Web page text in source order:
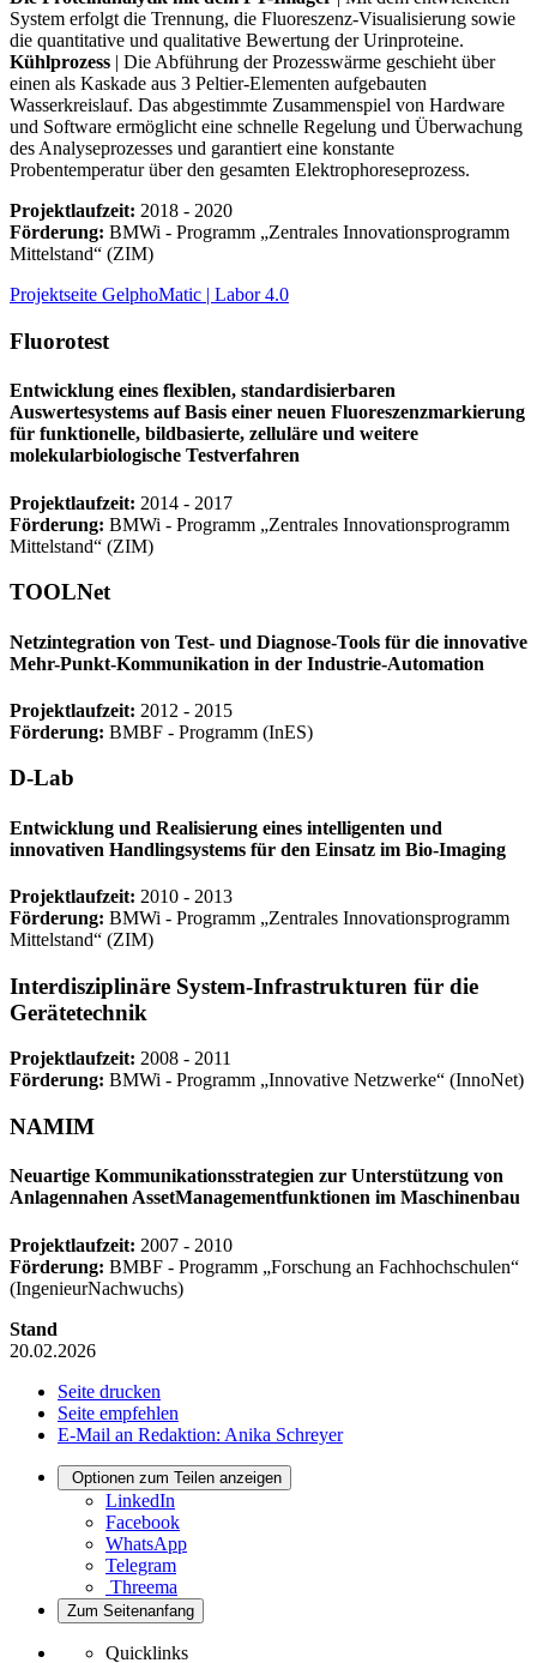
System erfolgt die Trennung, die Fluoreszenz-Visualisierung sowie
die quantitative und qualitative Bewertung der Urinproteine.
Kühlprozess | Die Abführung der Prozesswärme geschieht über
einen als Kaskade aus 3 Peltier-Elementen aufgebauten
Wasserkreislauf. Das abgestimmte Zusammenspiel von Hardware
und Software ermöglicht eine schnelle Regelung und Überwachung
des Analyseprozesses und garantiert eine konstante
Probentemperatur über den gesamten Elektrophoreseprozess.
Projektlaufzeit: 2018 - 2020
Förderung: BMWi ‐ Programm „Zentrales Innovationsprogramm
Mittelstand“ (ZIM)
Projektseite GelphoMatic | Labor 4.0
Fluorotest
Entwicklung eines flexiblen, standardisierbaren
Auswertesystems auf Basis einer neuen Fluoreszenzmarkierung
für funktionelle, bildbasierte, zelluläre und weitere
molekularbiologische Testverfahren
Projektlaufzeit: 2014 - 2017
Förderung: BMWi ‐ Programm „Zentrales Innovationsprogramm
Mittelstand“ (ZIM)
TOOLNet
Netzintegration von Test- und Diagnose-Tools für die innovative
Mehr-Punkt-Kommunikation in der Industrie-Automation
Projektlaufzeit: 2012 - 2015
Förderung: BMBF ‐ Programm (InES)
D-Lab
Entwicklung und Realisierung eines intelligenten und
innovativen Handlingsystems für den Einsatz im Bio-Imaging
Projektlaufzeit: 2010 - 2013
Förderung: BMWi ‐ Programm „Zentrales Innovationsprogramm
Mittelstand“ (ZIM)
Interdisziplinäre System-Infrastrukturen für die
Gerätetechnik
Projektlaufzeit: 2008 - 2011
Förderung: BMWi ‐ Programm „Innovative Netzwerke“ (InnoNet)
NAMIM
Neuartige Kommunikationsstrategien zur Unterstützung von
Anlagennahen AssetManagementfunktionen im Maschinenbau
Projektlaufzeit: 2007 - 2010
Förderung: BMBF ‐ Programm „Forschung an Fachhochschulen“
(IngenieurNachwuchs)
Stand
20.02.2026
Seite drucken
Seite empfehlen
E-Mail an Redaktion: Anika Schreyer
Optionen zum Teilen anzeigen
LinkedIn
Facebook
WhatsApp
Telegram
Threema
Zum Seitenanfang
Quicklinks